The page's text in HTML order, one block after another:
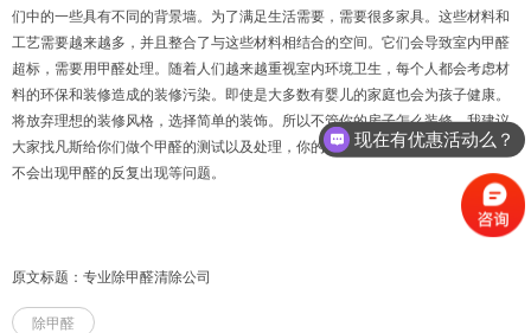
们中的一些具有不同的背景墙。为了满足生活需要，需要很多家具。这些材料和
工艺需要越来越多，并且整合了与这些材料相结合的空间。它们会导致室内甲醛
超标，需要用甲醛处理。随着人们越来越重视室内环境卫生，每个人都会考虑材
料的环保和装修造成的装修污染。即使是大多数有婴儿的家庭也会为孩子健康。
将放弃理想的装修风格，选择简单的装饰。所以不管你的房子怎么装修，我建议
大家找凡斯给你们做个甲醛的测试以及处理，你的健康问题就交给我们吧，后期
不会出现甲醛的反复出现等问题。
原文标题：专业除甲醛清除公司
除甲醛
现在有优惠活动么？